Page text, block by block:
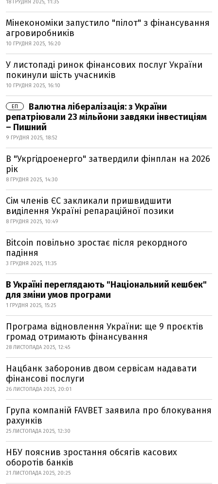
18 ГРУДНЯ 2025, 11:35
Мінекономіки запустило "пілот" з фінансування
агровиробників
10 ГРУДНЯ 2025, 16:20
У листопаді ринок фінансових послуг України
покинули шість учасників
10 ГРУДНЯ 2025, 16:10
ЕП
Валютна лібералізація: з України
репатріювали 23 мільйони завдяки інвестиціям
– Пишний
9 ГРУДНЯ 2025, 18:52
В "Укргідроенерго" затвердили фінплан на 2026
рік
8 ГРУДНЯ 2025, 14:30
Сім членів ЄС закликали пришвидшити
виділення Україні репараційної позики
8 ГРУДНЯ 2025, 10:49
Bitcoin повільно зростає після рекордного
падіння
3 ГРУДНЯ 2025, 11:35
В Україні переглядають "Національний кешбек"
для зміни умов програми
1 ГРУДНЯ 2025, 15:25
Програма відновлення України: ще 9 проєктів
громад отримають фінансування
28 ЛИСТОПАДА 2025, 12:45
Нацбанк заборонив двом сервісам надавати
фінансові послуги
26 ЛИСТОПАДА 2025, 20:01
Група компаній FAVBET заявила про блокування
рахунків
25 ЛИСТОПАДА 2025, 12:30
НБУ пояснив зростання обсягів касових
оборотів банків
21 ЛИСТОПАДА 2025, 20:25